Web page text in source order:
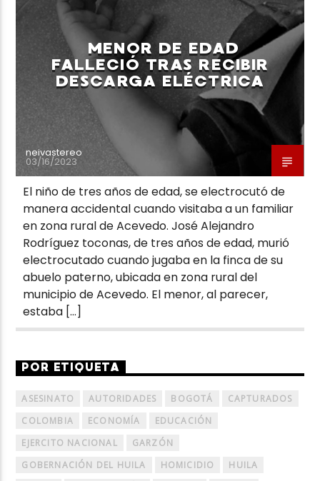
Neiva EstereoMENOR DE EDAD
FALLECIÓ TRAS RECIBIR
DESCARGA ELÉCTRICA
neivastereo
03/16/2023
El niño de tres años de edad, se electrocutó de
manera accidental cuando visitaba a un familiar
en zona rural de Acevedo. José Alejandro
Rodríguez toconas, de tres años de edad, murió
electrocutado cuando jugaba en la finca de su
abuelo paterno, ubicada en zona rural del
municipio de Acevedo. El menor, al parecer,
estaba […]
POR ETIQUETA
ASESINATO AUTORIDADES BOGOTÁ
CAPTURADOS
COLOMBIA
ECONOMÍA
EDUCACIÓN
EJERCITO NACIONAL
GARZÓN
GOBERNACIÓN DEL HUILA
HOMICIDIO
HUILA